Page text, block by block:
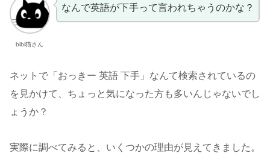
bibi猫さん
なんで英語が下手って言われちゃうのかな？
ネットで「おっきー 英語 下手」なんて検索されているの
を見かけて、ちょっと気になった方も多いんじゃないでし
ょうか？
実際に調べてみると、いくつかの理由が見えてきました。